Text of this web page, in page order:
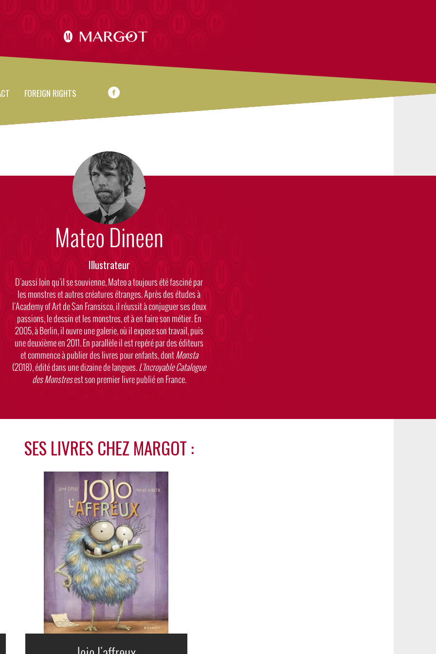
FOREIGN RIGHTS
Mateo Dineen
Illustrateur
Body
D’aussi loin qu’il se souvienne, Mateo a toujours été fasciné par
les monstres et autres créatures étranges. Après des études à
l’Academy of Art de San Fransisco, il réussit à conjuguer ses deux
passions, le dessin et les monstres, et à en faire son métier. En
2005, à Berlin, il ouvre une galerie, où il expose son travail, puis
une deuxième en 2011. En parallèle il est repéré par des éditeurs
et commence à publier des livres pour enfants, dontMonsta
(2018), édité dans une dizaine de langues.L’Incroyable Catalogue
des Monstresest son premier livre publié en France.
SES LIVRES CHEZ MARGOT :